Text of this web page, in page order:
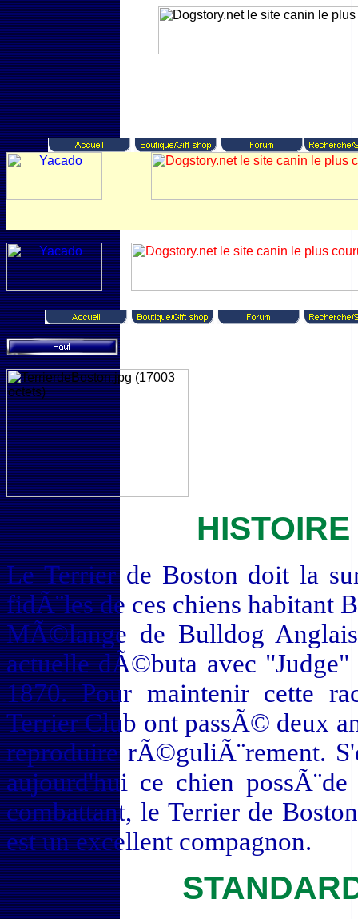
Le Terrier de Boston doit la
fidÃ¨les de ces chiens habitant
MÃ©lange de Bulldog
actuelle dÃ©buta avec
1870. Pour maintenir cette
Terrier Club ont passÃ© deux
reproduire rÃ©guliÃ¨rement.
aujourd'hui ce chien
combattant, le Terrier de
est un excellent compagnon.